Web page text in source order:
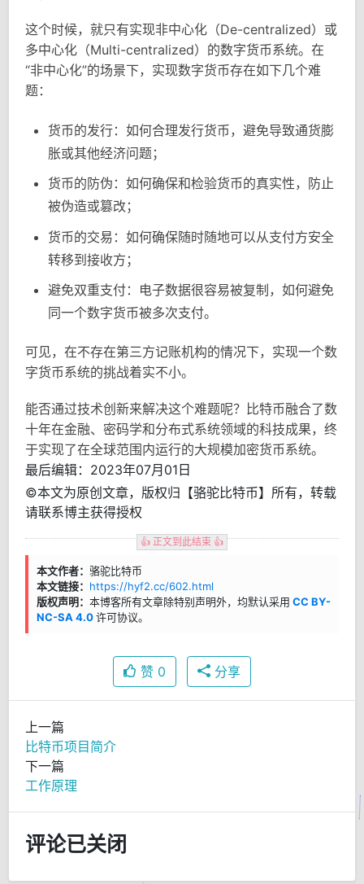
这个时候，就只有实现非中心化（De-centralized）或
多中心化（Multi-centralized）的数字货币系统。在
“非中心化”的场景下，实现数字货币存在如下几个难
题：
货币的发行：如何合理发行货币，避免导致通货膨
胀或其他经济问题；
货币的防伪：如何确保和检验货币的真实性，防止
被伪造或篡改；
货币的交易：如何确保随时随地可以从支付方安全
转移到接收方；
避免双重支付：电子数据很容易被复制，如何避免
同一个数字货币被多次支付。
可见，在不存在第三方记账机构的情况下，实现一个数
字货币系统的挑战着实不小。
能否通过技术创新来解决这个难题呢？比特币融合了数
十年在金融、密码学和分布式系统领域的科技成果，终
于实现了在全球范围内运行的大规模加密货币系统。
最后编辑：2023年07月01日
©本文为原创文章，版权归【骆驼比特币】所有，转载
请联系博主获得授权
👍 正文到此结束 👍
本文作者： 骆驼比特币
本文链接： https://hyf2.cc/602.html
版权声明： 本博客所有文章除特别声明外，均默认采用 CC BY-
NC-SA 4.0许可协议。
赞 0 分享
上一篇
比特币项目简介
下一篇
工作原理
评论已关闭